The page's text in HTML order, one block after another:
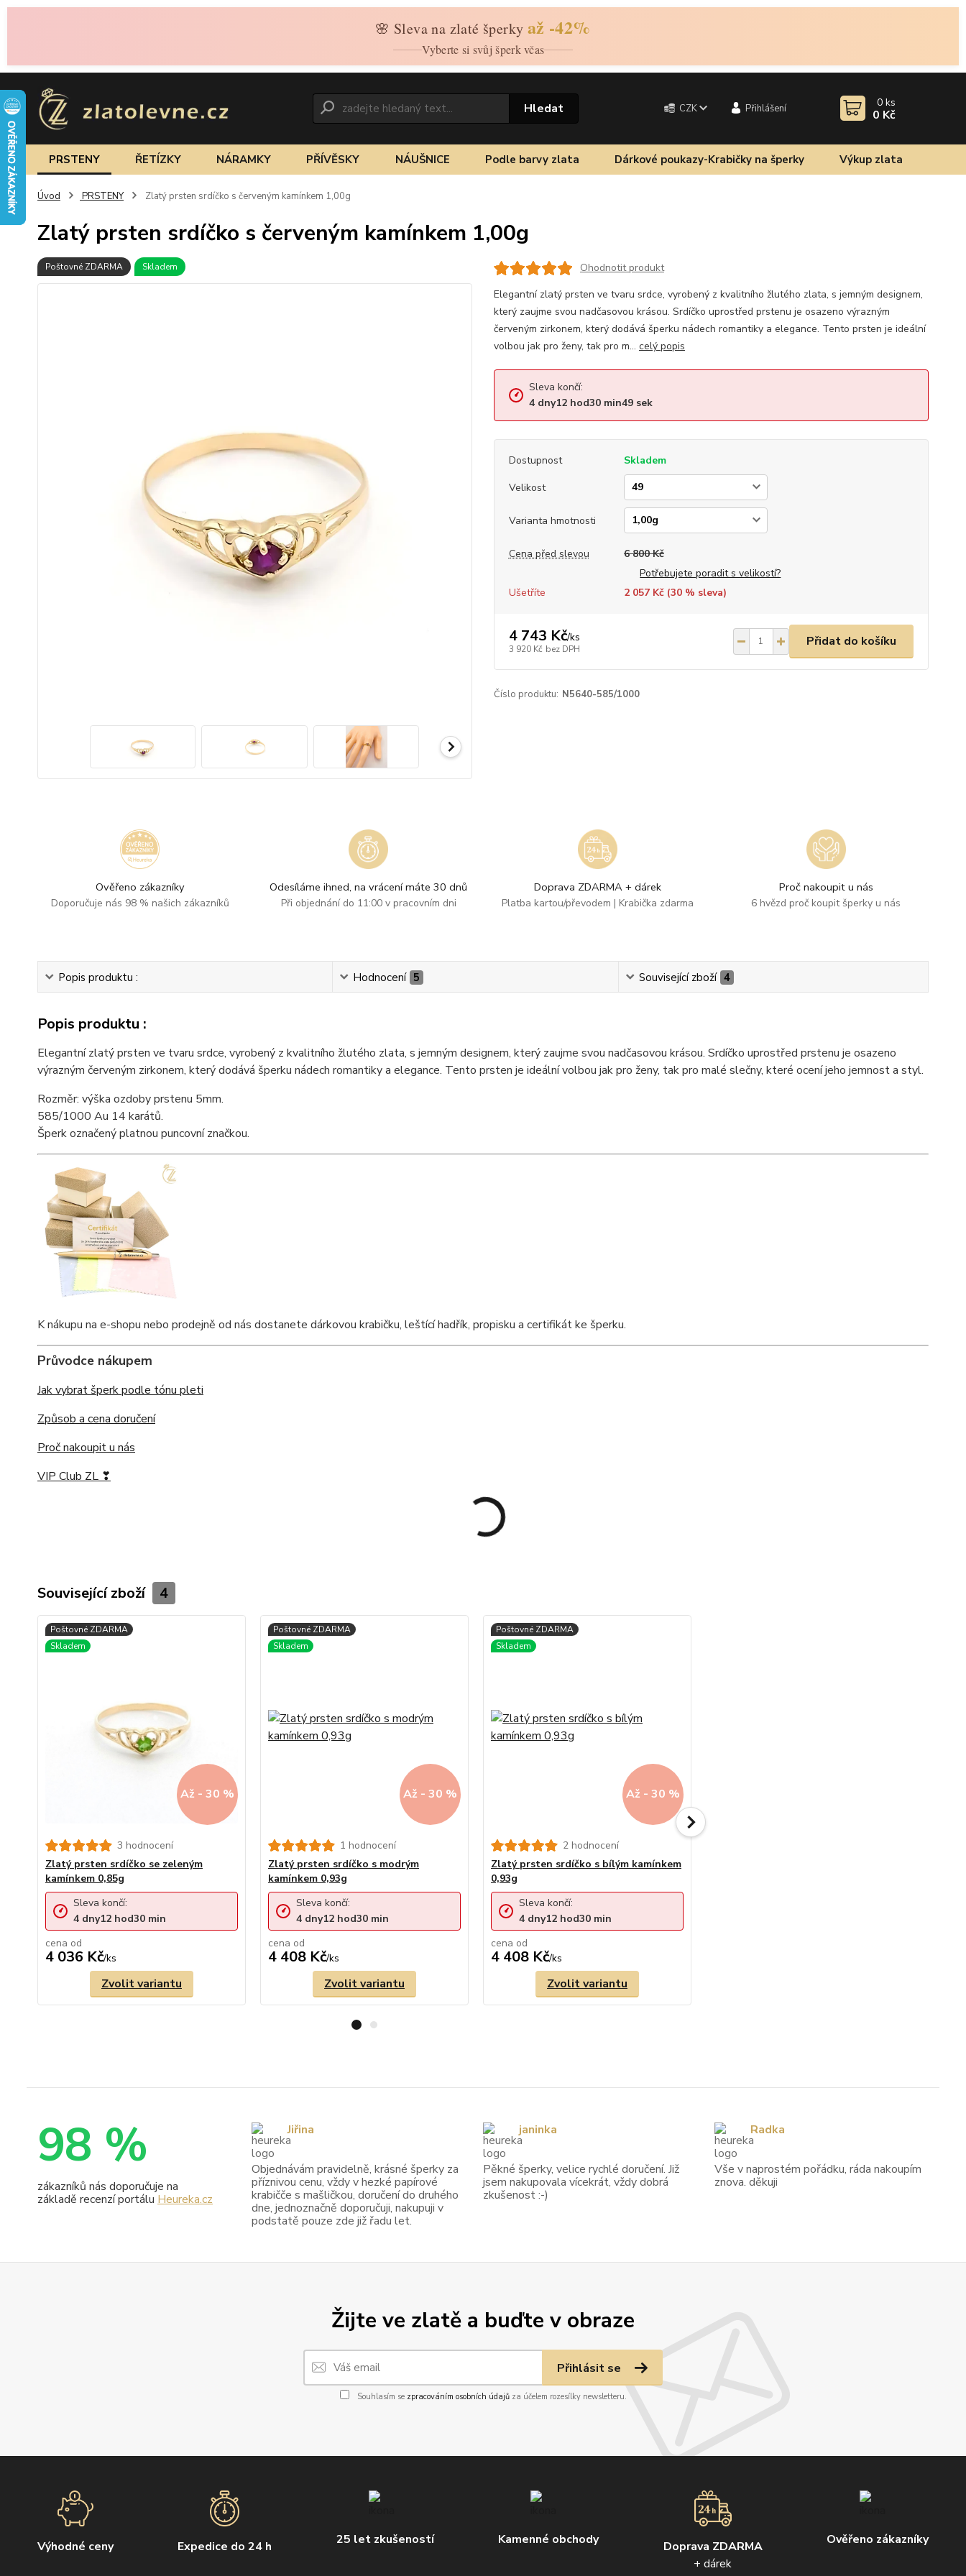
🌸 Sleva na zlaté šperky až -42%
Vyberte si svůj šperk včas
CZK Přihlášení
Hledat 0 ks
0 Kč
PRSTENY ŘETÍZKY NÁRAMKY PŘÍVĚSKY NÁUŠNICE Podle barvy zlata Dárkové poukazy-Krabičky na šperky Výkup zlata
Úvod PRSTENY Zlatý prsten srdíčko s červeným kamínkem 1,00g
Zlatý prsten srdíčko s červeným kamínkem 1,00g
Poštovné ZDARMA Skladem
Ohodnotit produkt
Elegantní zlatý prsten ve tvaru srdce, vyrobený z kvalitního žlutého zlata, s jemným designem,
který zaujme svou nadčasovou krásou. Srdíčko uprostřed prstenu je osazeno výrazným
červeným zirkonem, který dodává šperku nádech romantiky a elegance. Tento prsten je ideální
volbou jak pro ženy, tak pro m... celý popis
Sleva končí:
4 dny12hod30min48sek
Dostupnost
Skladem
Velikost
Varianta hmotnosti
Cena před slevou
6 800 Kč
Potřebujete poradit s velikostí?
Ušetříte
2 057 Kč (30% sleva)
4 743 Kč/ks
3 920 Kč bez DPH
Přidat do košíku
Číslo produktu: N5640-585/1000
Ověřeno zákazníky
Doporučuje nás 98 % našich zákazníků
Odesíláme ihned, na vrácení máte 30 dnů
Při objednání do 11:00 v pracovním dni
Doprava ZDARMA + dárek
Platba kartou/převodem | Krabička zdarma
Proč nakoupit u nás
6 hvězd proč koupit šperky u nás
Popis produktu : Hodnocení 5 Související zboží 4
Popis produktu :
Elegantní zlatý prsten ve tvaru srdce, vyrobený z kvalitního žlutého zlata, s jemným designem, který zaujme svou nadčasovou krásou. Srdíčko uprostřed prstenu je osazeno
výrazným červeným zirkonem, který dodává šperku nádech romantiky a elegance. Tento prsten je ideální volbou jak pro ženy, tak pro malé slečny, které ocení jeho jemnost a styl.
Rozměr: výška ozdoby prstenu 5mm.
585/1000 Au 14 karátů.
Šperk označený platnou puncovní značkou.
K nákupu na e-shopu nebo prodejně od nás dostanete dárkovou krabičku, leštící hadřík, propisku a certifikát ke šperku.
Průvodce nákupem
Jak vybrat šperk podle tónu pleti
Způsob a cena doručení
Proč nakoupit u nás
VIP Club ZL ❣
Související zboží 4
Až - 30 %
3 hodnocení
Zlatý prsten srdíčko se zeleným
kamínkem 0,85g
cena od
4 036 Kč/ks
Sleva končí:
4 dny12 hod30 min
Zvolit variantu
Až - 30 %
1 hodnocení
Zlatý prsten srdíčko s modrým
kamínkem 0,93g
cena od
4 408 Kč/ks
Sleva končí:
4 dny12 hod30 min
Zvolit variantu
Až - 30 %
2 hodnocení
Zlatý prsten srdíčko s bílým kamínkem
0,93g
cena od
4 408 Kč/ks
Sleva končí:
4 dny12 hod30 min
Zvolit variantu
Žijte ve zlatě a buďte v obraze
Přihlásit se
Souhlasím se zpracováním osobních údajůza účelem rozesílky newsletteru.
Výhodné ceny Expedice do 24 h 25 let zkušeností Kamenné obchody
Doprava ZDARMA
+ dárek
Ověřeno zákazníky
98 %
zákazníků nás doporučuje na
základě recenzí portálu Heureka.cz
Objednávám pravidelně, krásné šperky za
příznivou cenu, vždy v hezké papírové
krabičče s mašličkou, doručení do druhého
dne, jednoznačně doporučuji, nakupuji v
podstatě pouze zde již řadu let.
Jiřina
Pěkné šperky, velice rychlé doručení. Již
jsem nakupovala vícekrát, vždy dobrá
zkušenost :-)
janinka
Vše v naprostém pořádku, ráda nakoupím
znova. děkuji
Radka